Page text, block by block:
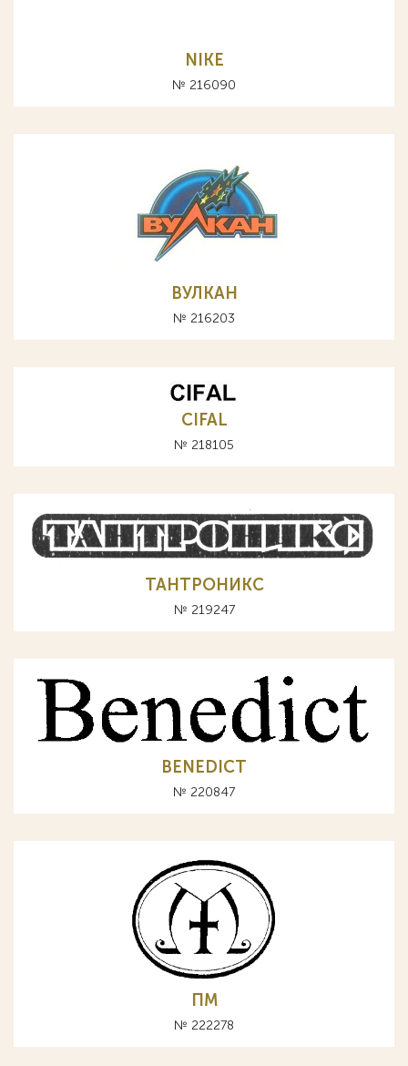
NIKE
№ 216090
ВУЛКАН
№ 216203
CIFAL
№ 218105
ТАНТРОНИКС
№ 219247
BENEDICT
№ 220847
ПМ
№ 222278